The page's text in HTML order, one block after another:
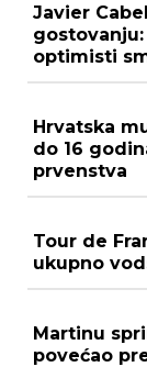
Javier
optimisti
Hrvatska
do 16
prvenstva
Tour de
ukupno
Martinu
povećao